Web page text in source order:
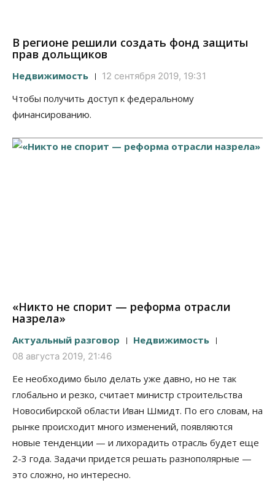
В регионе решили создать фонд защиты
прав дольщиков
Недвижимость 12 сентября 2019, 19:31
Чтобы получить доступ к федеральному
финансированию.
«Никто не спорит — реформа отрасли
назрела»
Актуальный разговор Недвижимость
08 августа 2019, 21:46
Ее необходимо было делать уже давно, но не так
глобально и резко, считает министр строительства
Новосибирской области Иван Шмидт. По его словам, на
рынке происходит много изменений, появляются
новые тенденции — и лихорадить отрасль будет еще
2-3 года. Задачи придется решать разнополярные —
это сложно, но интересно.